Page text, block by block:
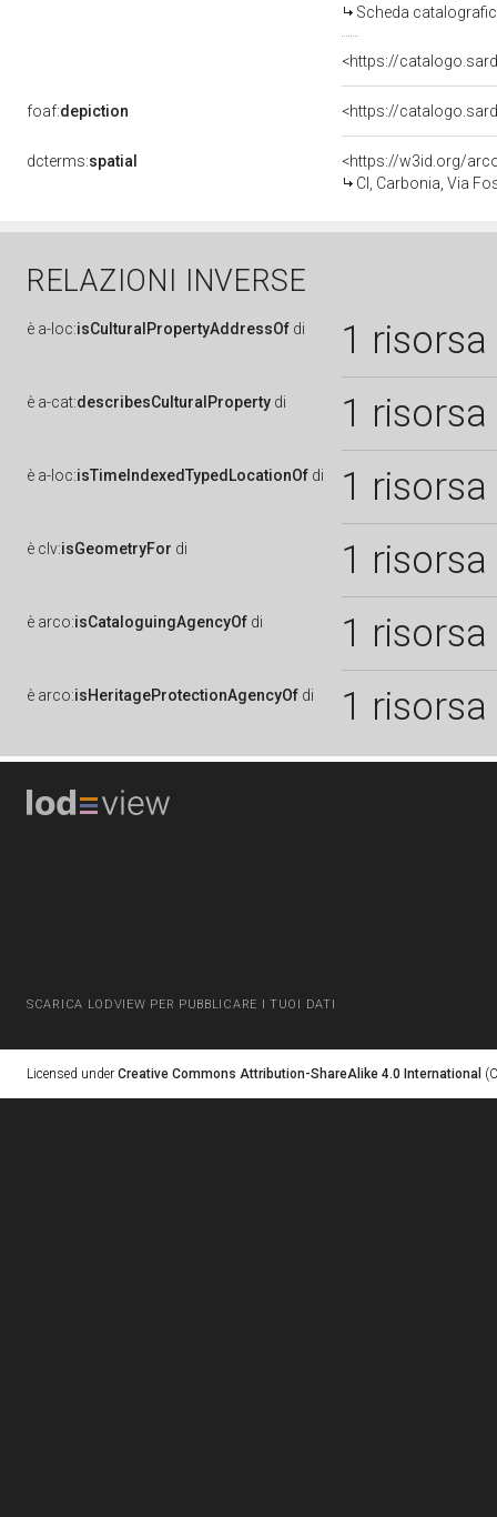
Scheda
<https://
foaf:depiction
dcterms:spatial
<https://w3id.org/
CI, Carbonia, Via
RELAZIONI INVERSE
è a-loc:isCulturalPropertyAddressOf di 1 risorsa
è a-cat:describesCulturalProperty di 1 risorsa
è a-loc:isTimeIndexedTypedLocationOf di 1 risorsa
è clv:isGeometryFor di 1 risorsa
è arco:isCataloguingAgencyOf di 1 risorsa
è arco:isHeritageProtectionAgencyOf di 1 risorsa
SCARICA LODVIEW PER PUBBLICARE I TUOI DATI
Licensed under Creative Commons Attribution-ShareAlike 4.0 International